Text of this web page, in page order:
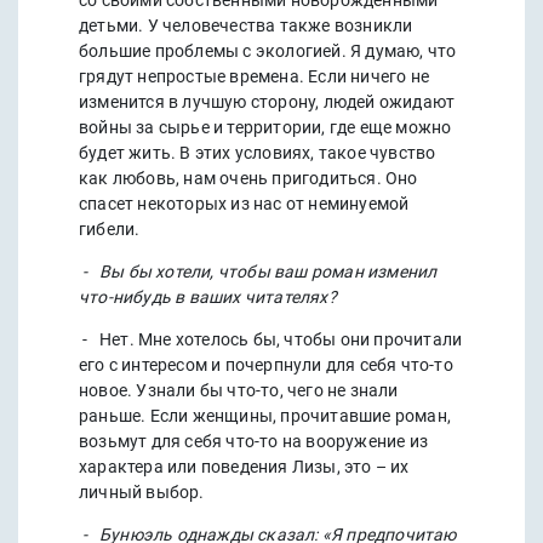
детьми. У человечества также возникли
большие проблемы с экологией. Я думаю, что
грядут непростые времена. Если ничего не
изменится в лучшую сторону, людей ожидают
войны за сырье и территории, где еще можно
будет жить. В этих условиях, такое чувство
как любовь, нам очень пригодиться. Оно
спасет некоторых из нас от неминуемой
гибели.
- Вы бы хотели, чтобы ваш роман изменил
что-нибудь в ваших читателях?
- Нет. Мне хотелось бы, чтобы они прочитали
его с интересом и почерпнули для себя что-то
новое. Узнали бы что-то, чего не знали
раньше. Если женщины, прочитавшие роман,
возьмут для себя что-то на вооружение из
характера или поведения Лизы, это – их
личный выбор.
- Бунюэль однажды сказал: «Я предпочитаю